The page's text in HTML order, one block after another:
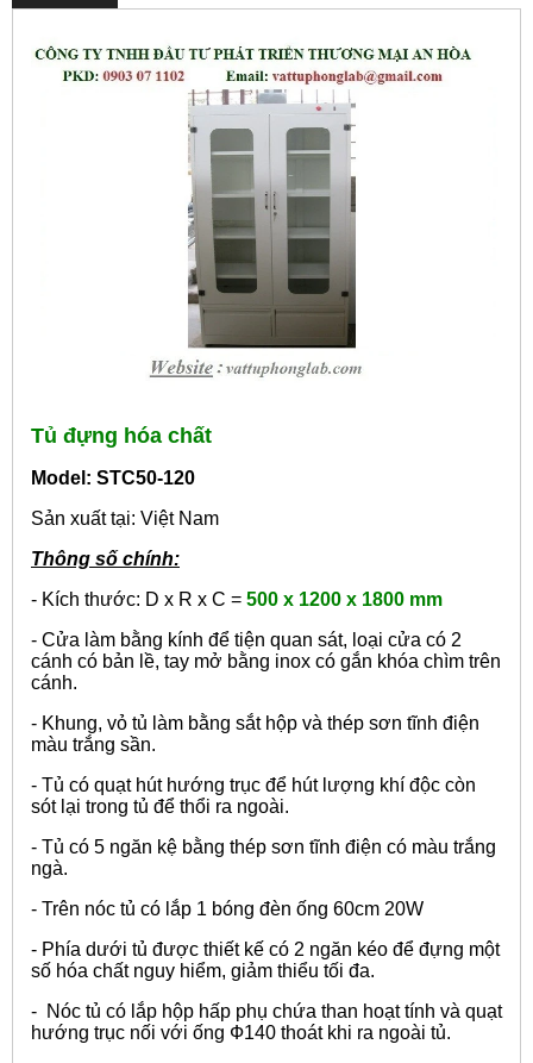
Tủ đựng hóa chất
Model: STC50-120
Sản xuất tại: Việt Nam
Thông số chính:
- Kích thước: D x R x C = 500 x 1200 x 1800 mm
- Cửa làm bằng kính để tiện quan sát, loại cửa có 2
cánh có bản lề, tay mở bằng inox có gắn khóa chìm trên
cánh.
- Khung, vỏ tủ làm bằng sắt hộp và thép sơn tĩnh điện
màu trắng sần.
- Tủ có quạt hút hướng trục để hút lượng khí độc còn
sót lại trong tủ để thổi ra ngoài.
- Tủ có 5 ngăn kệ bằng thép sơn tĩnh điện có màu trắng
ngà.
- Trên nóc tủ có lắp 1 bóng đèn ống 60cm 20W
- Phía dưới tủ được thiết kế có 2 ngăn kéo để đựng một
số hóa chất nguy hiểm, giảm thiểu tối đa.
- Nóc tủ có lắp hộp hấp phụ chứa than hoạt tính và quạt
hướng trục nối với ống Ф140 thoát khi ra ngoài tủ.